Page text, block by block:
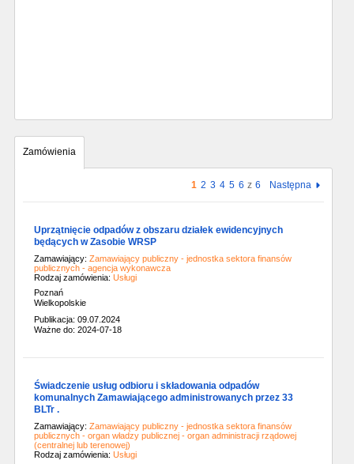
Zamówienia
1 2 3 4 5 6 z 6 Następna
Uprzątnięcie odpadów z obszaru działek ewidencyjnych
będących w Zasobie WRSP
Zamawiający: Zamawiający publiczny - jednostka sektora finansów
publicznych - agencja wykonawcza
Rodzaj zamówienia: Usługi
Poznań
Wielkopolskie
Publikacja: 09.07.2024
Ważne do: 2024-07-18
Świadczenie usług odbioru i składowania odpadów
komunalnych Zamawiającego administrowanych przez 33
BLTr .
Zamawiający: Zamawiający publiczny - jednostka sektora finansów
publicznych - organ władzy publicznej - organ administracji rządowej
(centralnej lub terenowej)
Rodzaj zamówienia: Usługi